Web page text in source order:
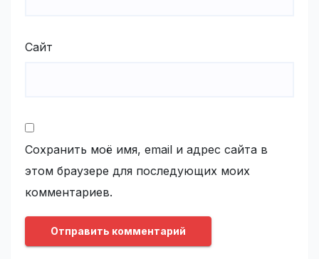
Сайт
Сохранить моё имя, email и адрес сайта в
этом браузере для последующих моих
комментариев.